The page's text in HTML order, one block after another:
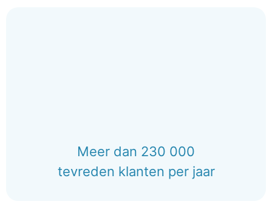
Meer dan 230 000
tevreden klanten per jaar